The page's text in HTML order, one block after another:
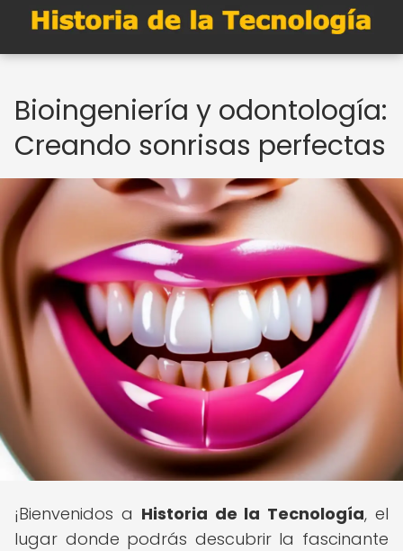
Bioingeniería y odontología:
Creando sonrisas perfectas
¡Bienvenidos a Historia de la Tecnología, el
lugar donde podrás descubrir la fascinante